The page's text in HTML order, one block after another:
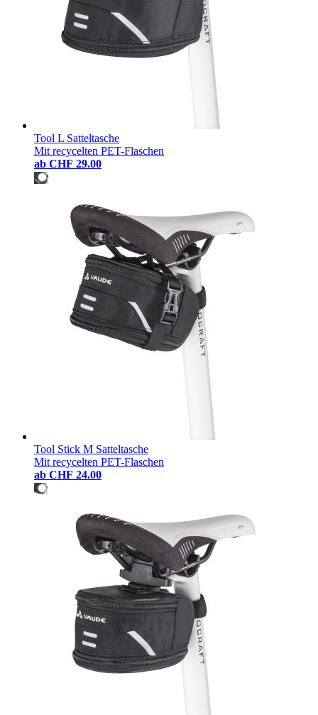
Tool L Satteltasche
Mit recycelten PET-Flaschen
ab CHF 29.00
Tool Stick M Satteltasche
Mit recycelten PET-Flaschen
ab CHF 24.00